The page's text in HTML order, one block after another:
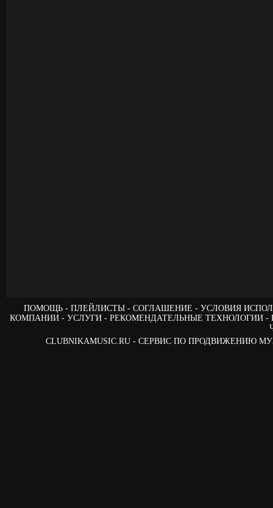
ПОМОЩЬ ПЛЕЙЛИСТЫ СОГЛАШЕНИЕ
УСЛОВИЯ
КОМПАНИИ
УСЛУГИ РЕКОМЕНДАТЕЛЬНЫЕ ТЕХНОЛОГИИ
CLUBNIKAMUSIC.RU - СЕРВИС ПО ПРОДВИЖЕНИЮ